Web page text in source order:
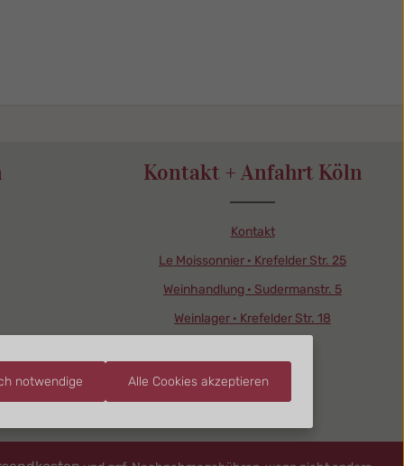
Kontakt + Anfahrt Köln
Kontakt
Le Moissonnier · Krefelder Str. 25
Weinhandlung · Sudermanstr. 5
Weinlager · Krefelder Str. 18
notwendige Alle Cookies akzeptieren